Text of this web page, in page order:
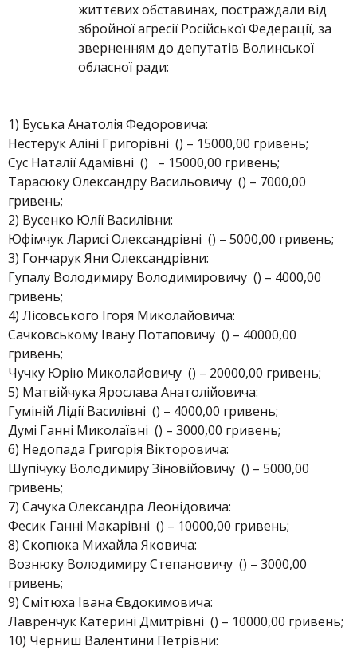
життєвих обставинах, постраждали від
збройної агресії Російської Федерації, за
зверненням до депутатів Волинської
обласної ради:
1) Буська Анатолія Федоровича:
Нестерук Аліні Григорівні () – 15000,00 гривень;
Сус Наталії Адамівні () – 15000,00 гривень;
Тарасюку Олександру Васильовичу () – 7000,00
гривень;
2) Вусенко Юлії Василівни:
Юфімчук Ларисі Олександрівні () – 5000,00 гривень;
3) Гончарук Яни Олександрівни:
Гупалу Володимиру Володимировичу () – 4000,00
гривень;
4) Лісовського Ігоря Миколайовича:
Сачковському Івану Потаповичу () – 40000,00
гривень;
Чучку Юрію Миколайовичу () – 20000,00 гривень;
5) Матвійчука Ярослава Анатолійовича:
Гуміній Лідії Василівні () – 4000,00 гривень;
Думі Ганні Миколаївні () – 3000,00 гривень;
6) Недопада Григорія Вікторовича:
Шупічуку Володимиру Зіновійовичу () – 5000,00
гривень;
7) Сачука Олександра Леонідовича:
Фесик Ганні Макарівні () – 10000,00 гривень;
8) Скопюка Михайла Яковича:
Вознюку Володимиру Степановичу () – 3000,00
гривень;
9) Смітюха Івана Євдокимовича:
Лавренчук Катерині Дмитрівні () – 10000,00 гривень;
10) Черниш Валентини Петрівни: